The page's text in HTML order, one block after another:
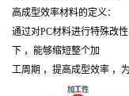
高成型效率材料的定义：
通过对PC材料进行特殊改
下 ，能够缩短整个加
工周期 ，提高成型效率 ，